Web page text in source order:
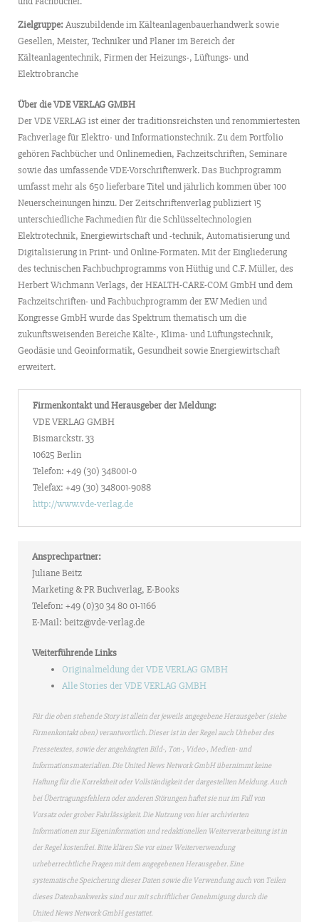
Zielgruppe:Auszubildende im Kälteanlagenbauerhandwerk sowie
Gesellen, Meister, Techniker und Planer im Bereich der
Kälteanlagentechnik, Firmen der Heizungs-, Lüftungs- und
Elektrobranche
Über die VDE VERLAG GMBH
Der VDE VERLAG ist einer der traditionsreichsten und renommiertesten
Fachverlage für Elektro- und Informationstechnik. Zu dem Portfolio
gehören Fachbücher und Onlinemedien, Fachzeitschriften, Seminare
sowie das umfassende VDE-Vorschriftenwerk. Das Buchprogramm
umfasst mehr als 650 lieferbare Titel und jährlich kommen über 100
Neuerscheinungen hinzu. Der Zeitschriftenverlag publiziert 15
unterschiedliche Fachmedien für die Schlüsseltechnologien
Elektrotechnik, Energiewirtschaft und -technik, Automatisierung und
Digitalisierung in Print- und Online-Formaten. Mit der Eingliederung
des technischen Fachbuchprogramms von Hüthig und C.F. Müller, des
Herbert Wichmann Verlags, der HEALTH-CARE-COM GmbH und dem
Fachzeitschriften- und Fachbuchprogramm der EW Medien und
Kongresse GmbH wurde das Spektrum thematisch um die
zukunftsweisenden Bereiche Kälte-, Klima- und Lüftungstechnik,
Geodäsie und Geoinformatik, Gesundheit sowie Energiewirtschaft
erweitert.
Firmenkontakt und Herausgeber der Meldung:
VDE VERLAG GMBH
Bismarckstr. 33
10625 Berlin
Telefon: +49 (30) 348001-0
Telefax: +49 (30) 348001-9088
http://www.vde-verlag.de
Ansprechpartner:
Juliane Beitz
Marketing & PR Buchverlag, E-Books
Telefon: +49 (0)30 34 80 01-1166
E-Mail: beitz@vde-verlag.de
Weiterführende Links
Originalmeldung der VDE VERLAG GMBH
Alle Stories der VDE VERLAG GMBH
Für die oben stehende Story ist allein der jeweils angegebene Herausgeber (siehe
Firmenkontakt oben) verantwortlich. Dieser ist in der Regel auch Urheber des
Pressetextes, sowie der angehängten Bild-, Ton-, Video-, Medien- und
Informationsmaterialien. Die United News Network GmbH übernimmt keine
Haftung für die Korrektheit oder Vollständigkeit der dargestellten Meldung. Auch
bei Übertragungsfehlern oder anderen Störungen haftet sie nur im Fall von
Vorsatz oder grober Fahrlässigkeit. Die Nutzung von hier archivierten
Informationen zur Eigeninformation und redaktionellen Weiterverarbeitung ist in
der Regel kostenfrei. Bitte klären Sie vor einer Weiterverwendung
urheberrechtliche Fragen mit dem angegebenen Herausgeber. Eine
systematische Speicherung dieser Daten sowie die Verwendung auch von Teilen
dieses Datenbankwerks sind nur mit schriftlicher Genehmigung durch die
United News Network GmbH gestattet.